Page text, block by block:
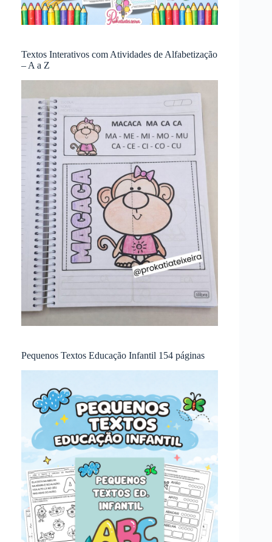
Textos Interativos com Atividades de Alfabetização
– A a Z
Pequenos Textos Educação Infantil 154 páginas